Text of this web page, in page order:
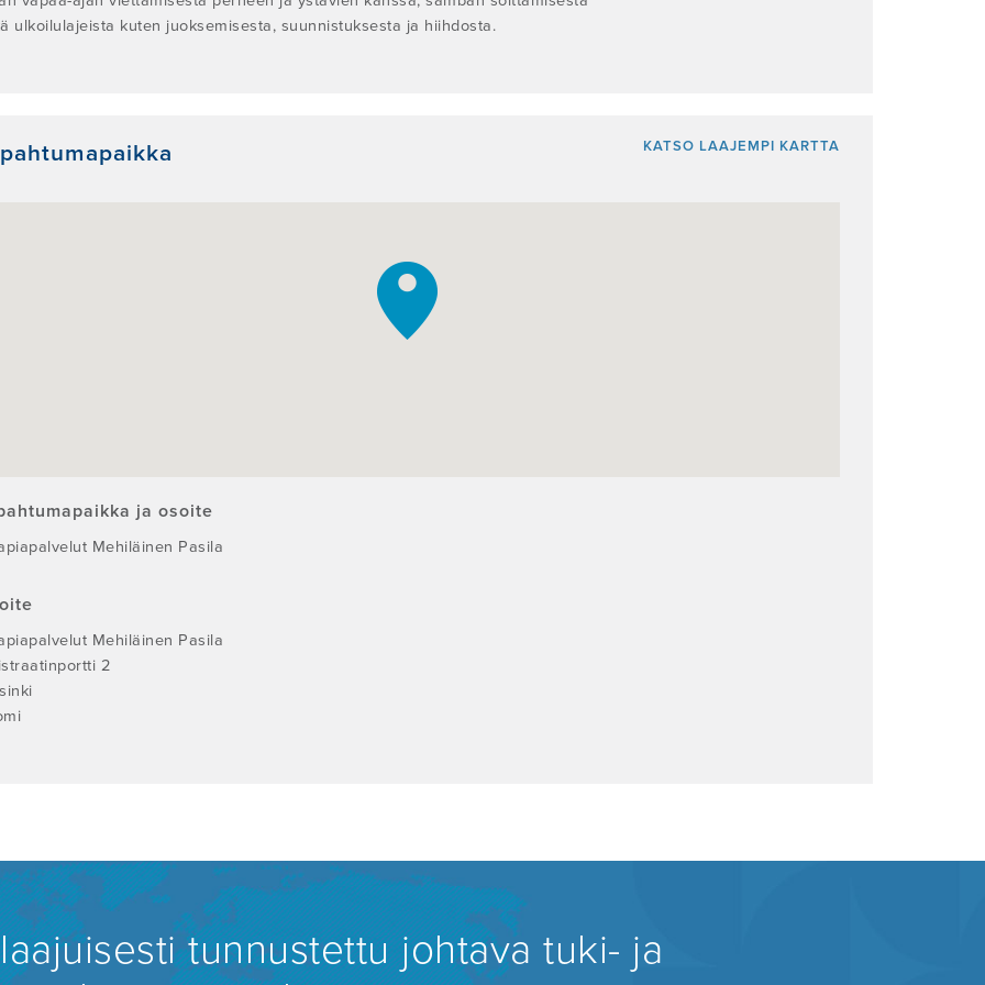
ulkoilulajeista kuten juoksemisesta, suunnistuksesta ja hiihdosta.
KATSO LAAJEMPI KARTTA
ja osoite
Mehiläinen Pasila
Mehiläinen Pasila
2
tunnustettu johtava tuki- ja